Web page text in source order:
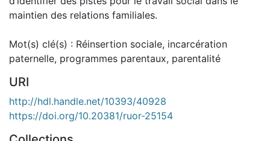
maintien des relations familiales.
Mot(s) clé(s) : Réinsertion sociale, incarcération
paternelle, programmes parentaux, parentalité
URI
http://hdl.handle.net/10393/40928
https://doi.org/10.20381/ruor-25154